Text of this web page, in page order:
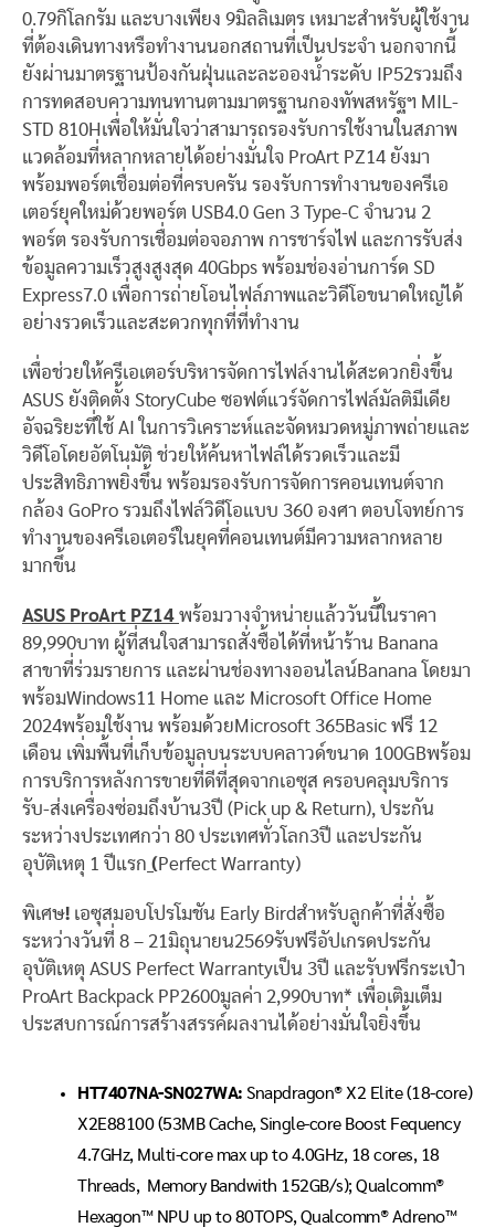
0.79กิโลกรัม และบางเพียง 9มิลลิเมตร เหมาะสำหรับผู้ใช้งาน
ที่ต้องเดินทางหรือทำงานนอกสถานที่เป็นประจำ นอกจากนี้
ยังผ่านมาตรฐานป้องกันฝุ่นและละอองน้ำระดับ IP52รวมถึง
การทดสอบความทนทานตามมาตรฐานกองทัพสหรัฐฯ MIL-
STD 810Hเพื่อให้มั่นใจว่าสามารถรองรับการใช้งานในสภาพ
แวดล้อมที่หลากหลายได้อย่างมั่นใจ ProArt PZ14 ยังมา
พร้อมพอร์ตเชื่อมต่อที่ครบครัน รองรับการทำงานของครีเอ
เตอร์ยุคใหม่ด้วยพอร์ต USB4.0 Gen 3 Type-C จำนวน 2
พอร์ต รองรับการเชื่อมต่อจอภาพ การชาร์จไฟ และการรับส่ง
ข้อมูลความเร็วสูงสูงสุด 40Gbps พร้อมช่องอ่านการ์ด SD
Express7.0 เพื่อการถ่ายโอนไฟล์ภาพและวิดีโอขนาดใหญ่ได้
อย่างรวดเร็วและสะดวกทุกที่ที่ทำงาน
เพื่อช่วยให้ครีเอเตอร์บริหารจัดการไฟล์งานได้สะดวกยิ่งขึ้น
ASUS ยังติดตั้ง StoryCube ซอฟต์แวร์จัดการไฟล์มัลติมีเดีย
อัจฉริยะที่ใช้ AI ในการวิเคราะห์และจัดหมวดหมู่ภาพถ่ายและ
วิดีโอโดยอัตโนมัติ ช่วยให้ค้นหาไฟล์ได้รวดเร็วและมี
ประสิทธิภาพยิ่งขึ้น พร้อมรองรับการจัดการคอนเทนต์จาก
กล้อง GoPro รวมถึงไฟล์วิดีโอแบบ 360 องศา ตอบโจทย์การ
ทำงานของครีเอเตอร์ในยุคที่คอนเทนต์มีความหลากหลาย
มากขึ้น
ASUS ProArt PZ14 พร้อมวางจำหน่ายแล้ววันนี้ในราคา
89,990บาท ผู้ที่สนใจสามารถสั่งซื้อได้ที่หน้าร้าน Banana
สาขาที่ร่วมรายการ และผ่านช่องทางออนไลน์Banana โดยมา
พร้อมWindows11 Home และ Microsoft Office Home
2024พร้อมใช้งาน พร้อมด้วยMicrosoft 365Basic ฟรี 12
เดือน เพิ่มพื้นที่เก็บข้อมูลบนระบบคลาวด์ขนาด 100GBพร้อม
การบริการหลังการขายที่ดีที่สุดจากเอซุส ครอบคลุมบริการ
รับ-ส่งเครื่องซ่อมถึงบ้าน3ปี (Pick up & Return), ประกัน
ระหว่างประเทศกว่า 80 ประเทศทั่วโลก3ปี และประกัน
อุบัติเหตุ 1 ปีแรก ( Perfect Warranty)
พิเศษ! เอซุสมอบโปรโมชัน Early Birdสำหรับลูกค้าที่สั่งซื้อ
ระหว่างวันที่ 8 – 21มิถุนายน2569รับฟรีอัปเกรดประกัน
อุบัติเหตุ ASUS Perfect Warrantyเป็น 3ปี และรับฟรีกระเป๋า
ProArt Backpack PP2600มูลค่า 2,990บาท* เพื่อเติมเต็ม
ประสบการณ์การสร้างสรรค์ผลงานได้อย่างมั่นใจยิ่งขึ้น
HT7407NA-SN027WA: Snapdragon® X2 Elite (18-core)
X2E88100 (53MB Cache, Single-core Boost Fequency
4.7GHz, Multi-core max up to 4.0GHz, 18 cores, 18
Threads, Memory Bandwith 152GB/s); Qualcomm®
Hexagon™ NPU up to 80TOPS, Qualcomm® Adreno™